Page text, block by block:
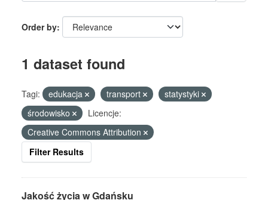
Order by
1 dataset found
Tagi: edukacja transport
statystyki
środowisko
Licencje:
Creative Commons Attribution
Filter Results
Jakość życia w Gdańsku